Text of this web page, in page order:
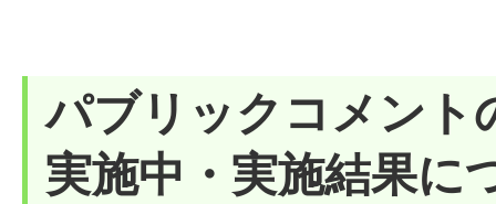
パブリックコメント
実施中・実施結果に